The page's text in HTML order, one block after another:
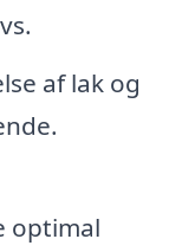
af lak og
optimal